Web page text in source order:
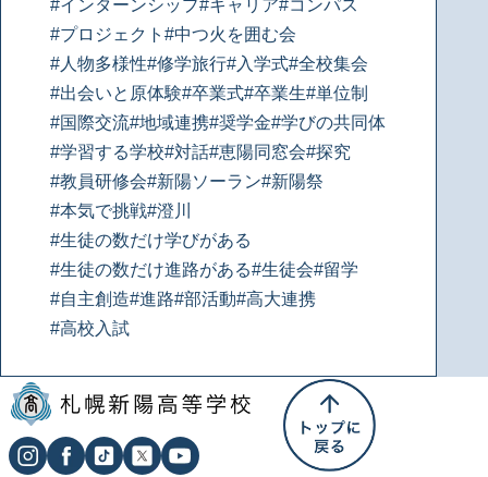
#インターンシップ#キャリア#コンパス
#プロジェクト #中つ火を囲む会
#人物多様性#修学旅行#入学式#全校集会
#出会いと原体験#卒業式#卒業生#単位制
#国際交流#地域連携#奨学金#学びの共同体
#学習する学校#対話#恵陽同窓会#探究
#教員研修会#新陽ソーラン#新陽祭
#本気で挑戦#澄川
#生徒の数だけ学びがある
#生徒の数だけ進路がある#生徒会#留学
#自主創造#進路#部活動#高大連携
#高校入試